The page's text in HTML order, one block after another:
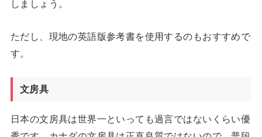
しましょう。
ただし、現地の英語版参考書を使用するのもおすすめで
す。
文房具
日本の文房具は世界一といっても過言ではないくらい優